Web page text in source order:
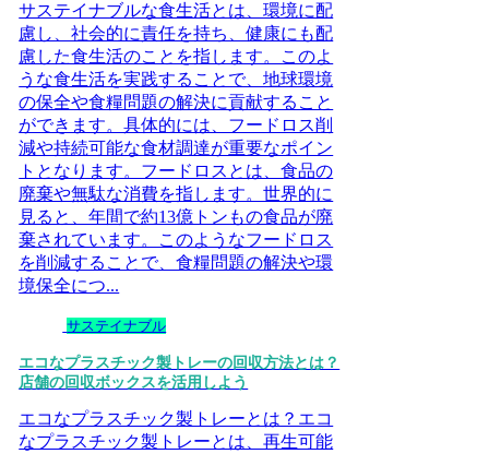
サステイナブルな食生活とは、環境に配
慮し、社会的に責任を持ち、健康にも配
慮した食生活のことを指します。このよ
うな食生活を実践することで、地球環境
の保全や食糧問題の解決に貢献すること
ができます。具体的には、フードロス削
減や持続可能な食材調達が重要なポイン
トとなります。フードロスとは、食品の
廃棄や無駄な消費を指します。世界的に
見ると、年間で約13億トンもの食品が廃
棄されています。このようなフードロス
を削減することで、食糧問題の解決や環
境保全につ...
サステイナブル
エコなプラスチック製トレーの回収方法とは？
店舗の回収ボックスを活用しよう
エコなプラスチック製トレーとは？エコ
なプラスチック製トレーとは、再生可能